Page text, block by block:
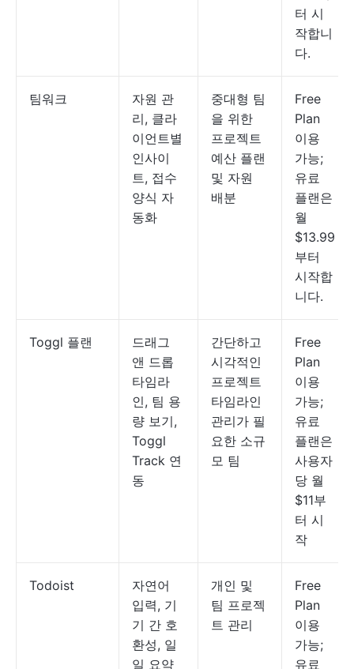
터 시
작합니
다.
팀워크
자원 관
리, 클라
이언트별
인사이
트, 접수
양식 자
동화
중대형 팀
을 위한
프로젝트
예산 플랜
및 자원
배분
Free
Plan
이용
가능;
유료
플랜은
월
$13.99
부터
시작합
니다.
Toggl 플랜
드래그
앤 드롭
타임라
인, 팀 용
량 보기,
Toggl
Track 연
동
간단하고
시각적인
프로젝트
타임라인
관리가 필
요한 소규
모 팀
Free
Plan
이용
가능;
유료
플랜은
사용자
당 월
$11부
터 시
작
Todoist
자연어
입력, 기
기 간 호
환성, 일
일 요약
개인 및
팀 프로젝
트 관리
Free
Plan
이용
가능;
유료